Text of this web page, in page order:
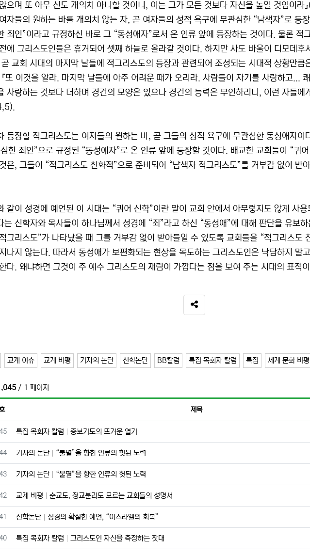
으며 또 아무 신도 개의치 아니할 것이니, 이는 그가 모든 것보다 자신을 높일 것임이라
자들의 원하는 바를 개의치 않는 자, 곧 여자들의 성적 욕구에 무관심한 “남색자”로 등
죄인”이라고 규정하신 바로 그 “동성애자”로서 온 인류 앞에 등장하는 것이다. 물론 적
에 그리스도인들은 휴거되어 셋째 하늘로 올라갈 것이다. 하지만 사도 바울이 디모데후
교회 시대의 마지막 날들에 적그리스도의 등장과 관련되어 조성되는 시대적 상황만큼
또 이것을 알라. 마지막 날들에 아주 어려운 때가 오리라. 사람들이 자기를 사랑하고...
사랑하는 것보다 더하며 경건의 모양은 있으나 경건의 능력은 부인하리니, 이런 자들에
등장할 적그리스도는 여자들의 원하는 바, 곧 그들의 성적 욕구에 무관심한 동성애자이
심한 죄인”으로 규정된 “동성애자”로 온 인류 앞에 등장할 것이다. 배교한 교회들이 “퀴
은, 그들이 “적그리스도 친화적”으로 준비되어 “남색자 적그리스도”를 거부감 없이 받
같이 성경에 예언된 이 시대는 “퀴어 신학”이란 말이 교회 안에서 아무렇지도 않게 사
는 신학자와 목사들이 하나님께서 성경에 “죄”라고 하신 “동성애”에 대해 판단을 유보
그리스도”가 나타났을 때 그를 거부감 없이 받아들일 수 있도록 교회들을 “적그리스도
나지 않는다. 따라서 동성애가 보편화되는 현상을 목도하는 그리스도인은 낙담하지 말
다. 왜냐하면 그것이 주 예수 그리스도의 재림이 가깝다는 점을 보여 주는 시대의 표적
SNS 공유
교계 이슈 교계 비평 기자의 논단 신학논단 BB칼럼 특집 목회자 칼럼 특집 세계 문화 비평
/ 1 페이지
제목
특집 목회자 칼럼 중보기도의 뜨거운 열기
기자의 논단 “불멸”을 향한 인류의 헛된 노력
기자의 논단 “불멸”을 향한 인류의 헛된 노력
교계 비평 순교도, 정교분리도 모르는 교회들의 성명서
신학논단 성경의 확실한 예언, “이스라엘의 회복”
특집 목회자 칼럼 그리스도인 자신을 측정하는 잣대